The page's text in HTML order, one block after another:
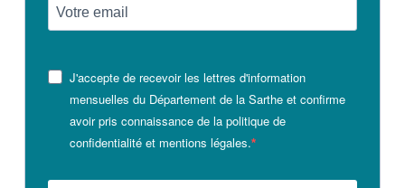
Le budget 2026
2021-2025 : 4 ans d'actions !
Plan de relance: le Département, acteur
de la reprise!
J'accepte de recevoir les lettres d'information
mensuelles du Département de la Sarthe et confirme
avoir pris connaissance de la politique de
confidentialité et mentions légales.